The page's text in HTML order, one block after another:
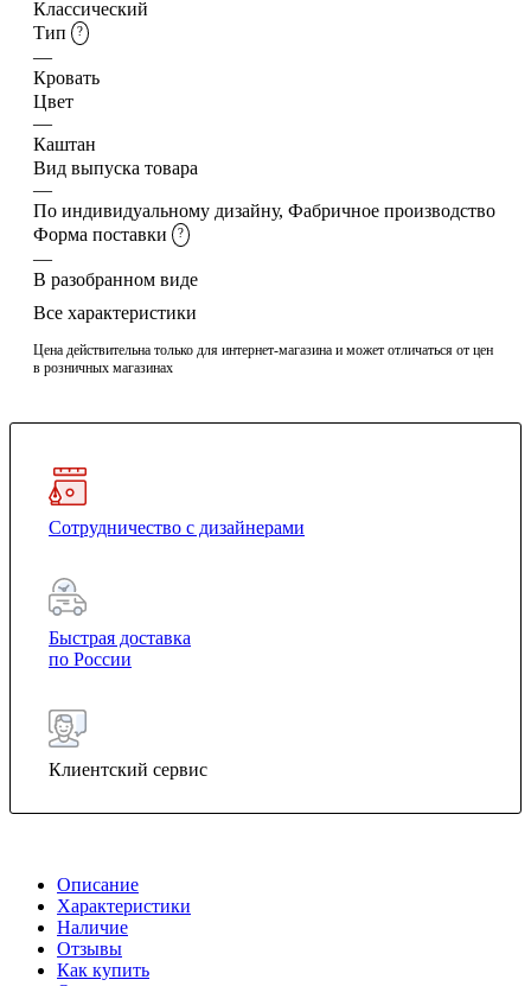
Классический
Тип
?
—
Кровать
Цвет
—
Каштан
Вид выпуска товара
—
По индивидуальному дизайну, Фабричное производство
Форма поставки
?
—
В разобранном виде
Все характеристики
Цена действительна только для интернет-магазина и может отличаться от цен
в розничных магазинах
Сотрудничество с дизайнерами
Быстрая доставка
по России
Клиентский сервис
Описание
Характеристики
Наличие
Отзывы
Как купить